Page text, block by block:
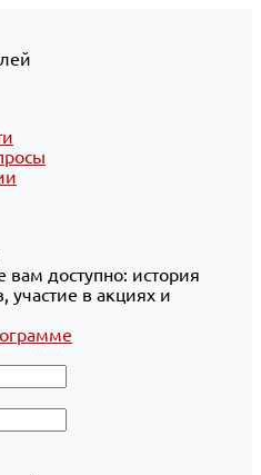
вам доступно: история
участие в акциях и